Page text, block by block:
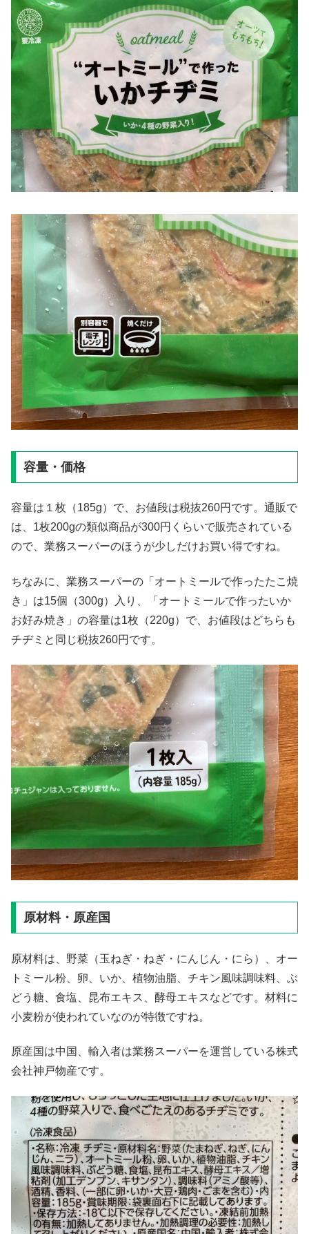
容量・価格
容量は１枚（185g）で、お値段は税抜260円です。通販で
は、1枚200gの類似商品が300円くらいで販売されている
ので、業務スーパーのほうが少しだけお買い得ですね。
ちなみに、業務スーパーの「オートミールで作ったたこ焼
き」は15個（300g）入り、「オートミールで作ったいか
お好み焼き」の容量は1枚（220g）で、お値段はどちらも
チヂミと同じ税抜260円です。
原材料・原産国
原材料は、野菜（玉ねぎ・ねぎ・にんじん・にら）、オー
トミール粉、卵、いか、植物油脂、チキン風味調味料、ぶ
どう糖、食塩、昆布エキス、酵母エキスなどです。材料に
小麦粉が使われていなのが特徴ですね。
原産国は中国、輸入者は業務スーパーを運営している株式
会社神戸物産です。